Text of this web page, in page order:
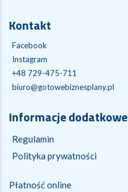
Kontakt
Facebook
Instagram
+48 729-475-711
biuro@gotowebiznesplany.pl
Informacje dodatkowe
Regulamin
Polityka prywatności
Płatność online